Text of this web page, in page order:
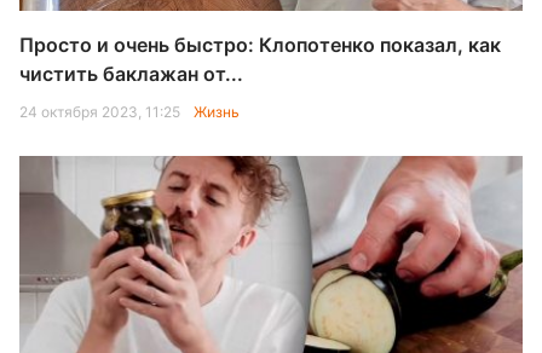
Просто и очень быстро: Клопотенко показал, как
чистить баклажан от...
24 октября 2023, 11:25 Жизнь